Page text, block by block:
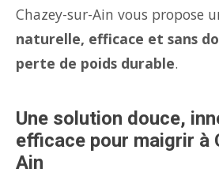
Chazey-sur-Ain vous propose
naturelle, efficace et sans
perte de poids durable.
Une solution douce,
efficace pour maigrir à
Ain